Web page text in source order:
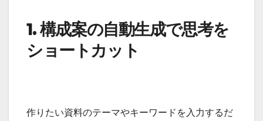
1. 構成案の自動生成で思考を
ショートカット
作りたい資料のテーマやキーワードを入力するだ